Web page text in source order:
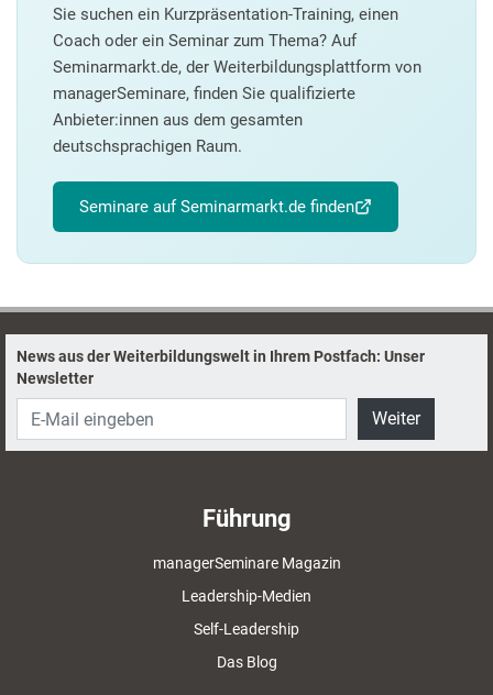
Sie suchen ein Kurzpräsentation-Training, einen
Coach oder ein Seminar zum Thema? Auf
Seminarmarkt.de, der Weiterbildungsplattform von
managerSeminare, finden Sie qualifizierte
Anbieter:innen aus dem gesamten
deutschsprachigen Raum.
Seminare auf Seminarmarkt.de finden
News aus der Weiterbildungswelt in Ihrem Postfach: Unser
Newsletter
Weiter
Führung
managerSeminare Magazin
Leadership-Medien
Self-Leadership
Das Blog